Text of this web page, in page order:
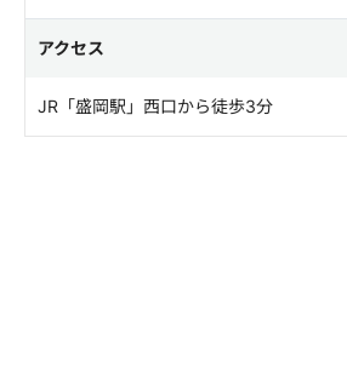
アクセス
JR「盛岡駅」西口から徒歩3分